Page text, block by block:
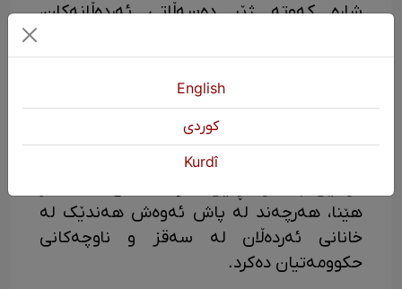
شارە کەوتە ژێر دەسەڵاتی ئەردەڵانەکان،
ئەردەڵانەکان مایەوە. پاشان بەهۆی سنووری
بوونی ئەو ناوچە لەنێوان ئیپراتۆرییەتی
عوسمانی و ئێران، هەر جارەو لەلایەن یەکێک
لەو دوو حکوومەتە، حاکمی بۆ دانراوە. لە
سەردەمی قاجاڕیشدا، ناسرەدین شای قاجاڕ
هێنا، هەرچەند لە پاش ئەوەش هەندێک لە
خانانی ئەردەڵان لە سەقز و ناوچەکانی
حکوومەتیان دەکرد.
English
كوردی
Kurdî